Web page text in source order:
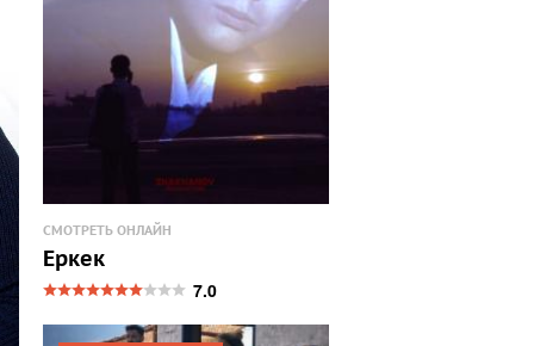
СМОТРЕТЬ ОНЛАЙН
Еркек
7.0